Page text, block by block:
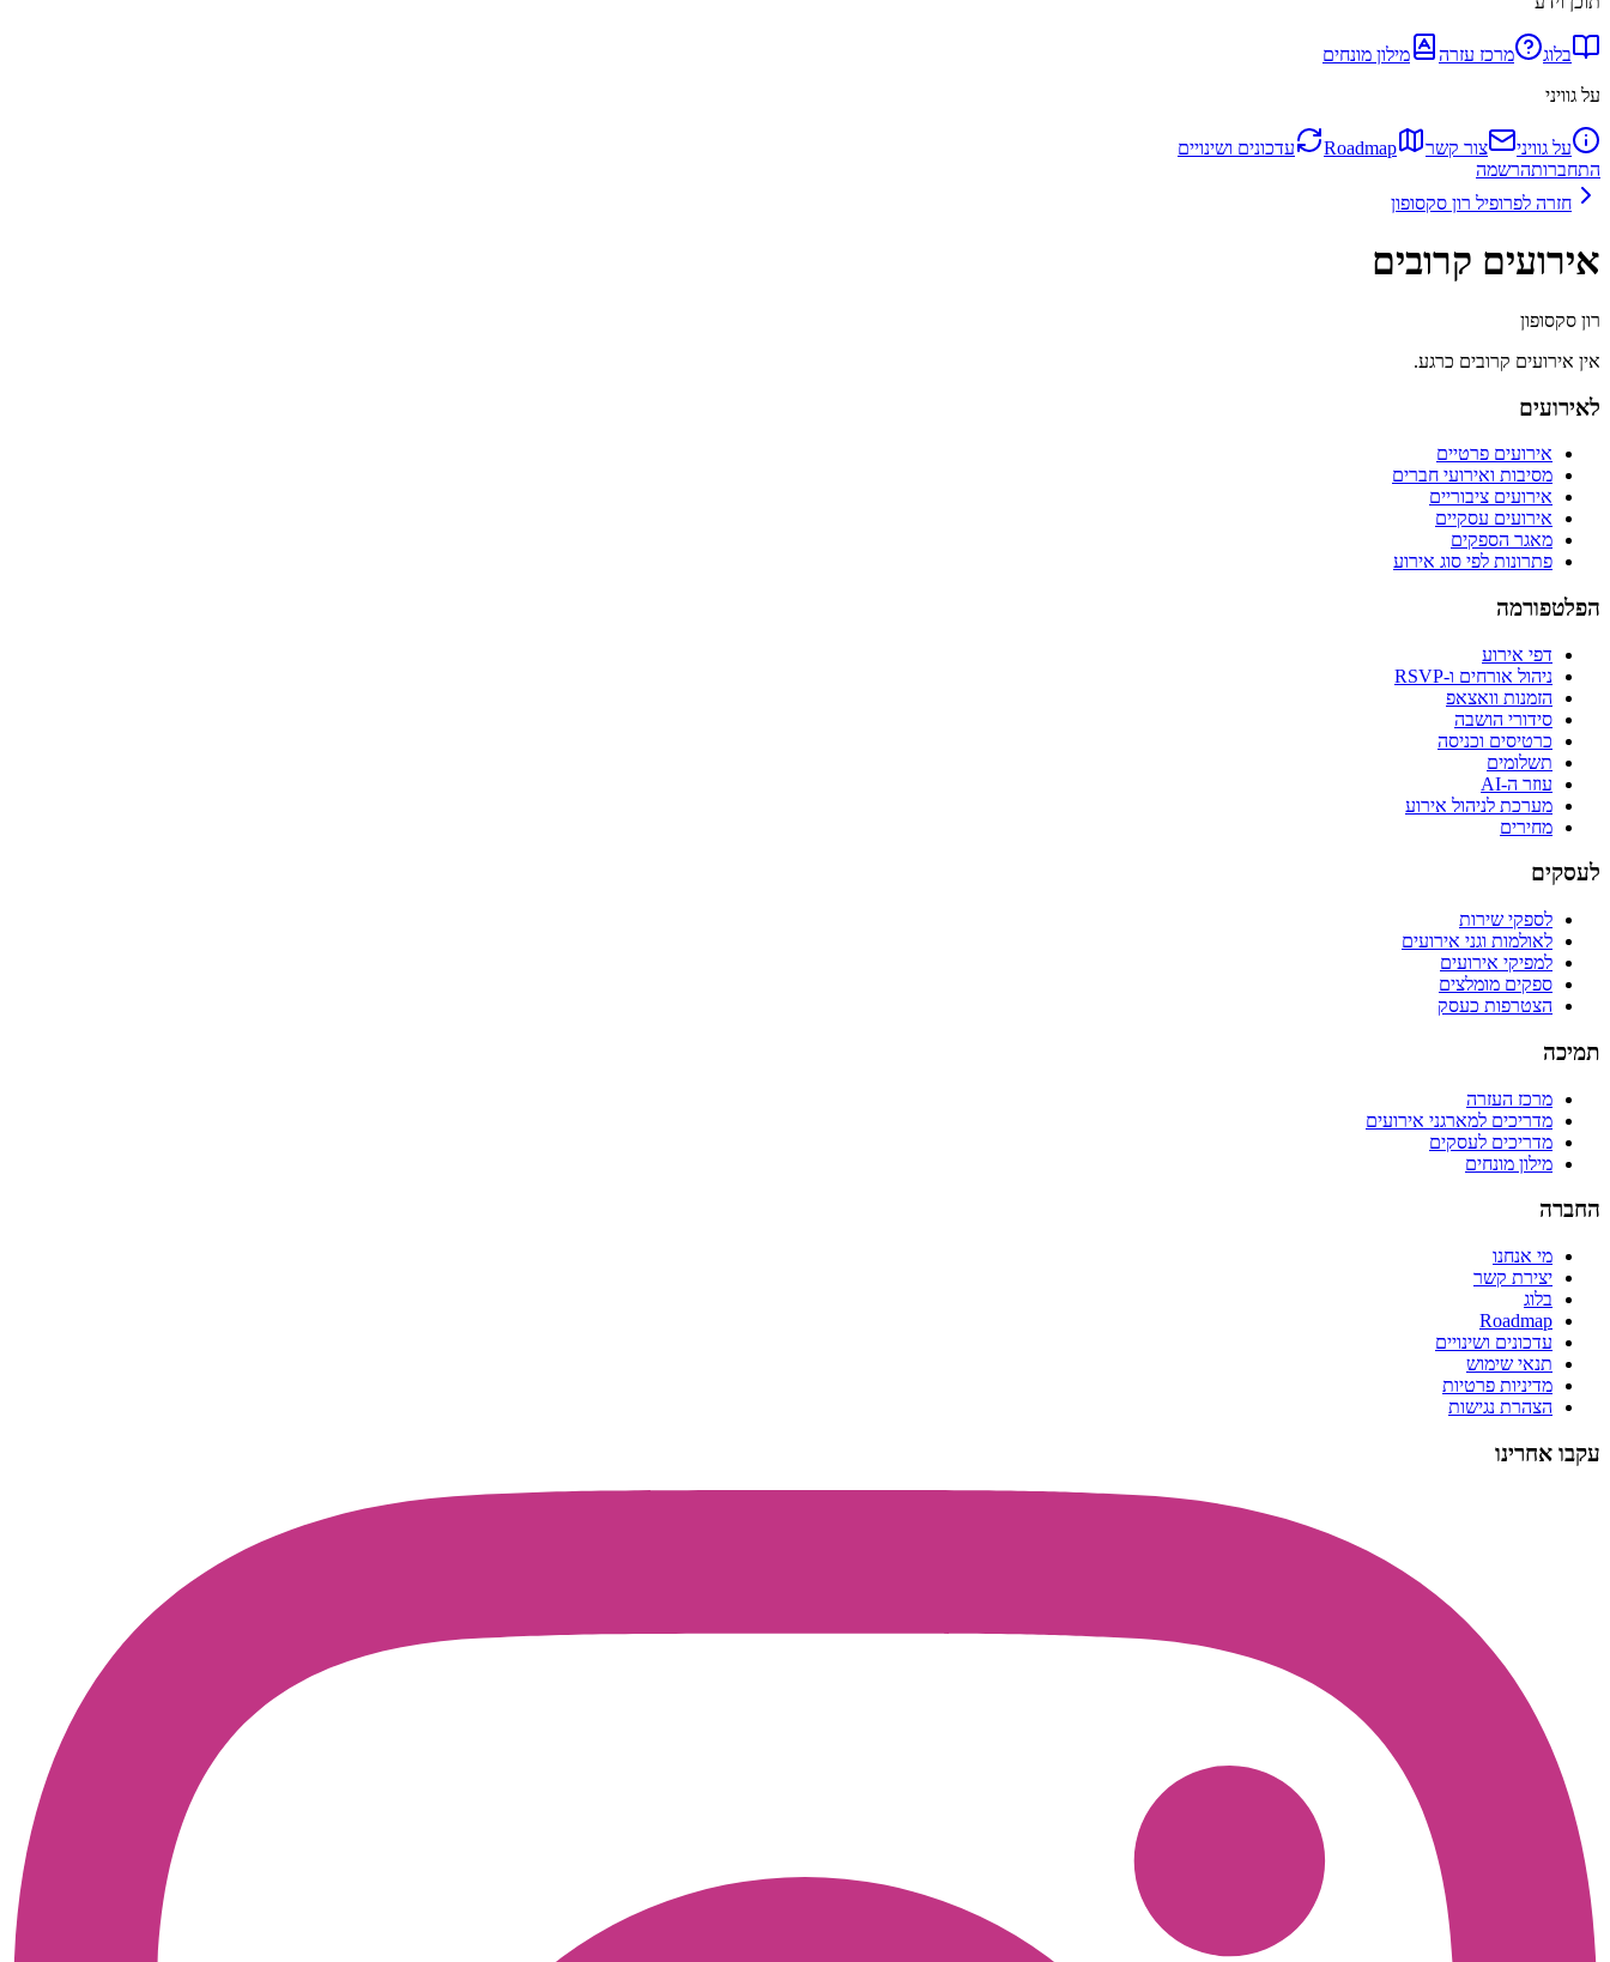
בלוג מרכז עזרה
מילון מונחים
על גוויני
על גוויני צור קשר Roadmap
עדכונים ושינויים
התחברותהרשמה
חזרה לפרופיל רון סקסופון
אירועים קרובים
רון סקסופון
אין אירועים קרובים כרגע.
לאירועים
אירועים פרטיים
מסיבות ואירועי חברים
אירועים ציבוריים
אירועים עסקיים
מאגר הספקים
פתרונות לפי סוג אירוע
הפלטפורמה
דפי אירוע
ניהול אורחים ו-RSVP
הזמנות וואצאפ
סידורי הושבה
כרטיסים וכניסה
תשלומים
עוזר ה-AI
מערכת לניהול אירוע
מחירים
לעסקים
לספקי שירות
לאולמות וגני אירועים
למפיקי אירועים
ספקים מומלצים
הצטרפות כעסק
תמיכה
מרכז העזרה
מדריכים למארגני אירועים
מדריכים לעסקים
מילון מונחים
החברה
מי אנחנו
יצירת קשר
בלוג
Roadmap
עדכונים ושינויים
תנאי שימוש
מדיניות פרטיות
הצהרת נגישות
עקבו אחרינו